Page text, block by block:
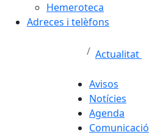
Hemeroteca
Adreces i telèfons
Actualitat
Avisos
Notícies
Agenda
Comunicació